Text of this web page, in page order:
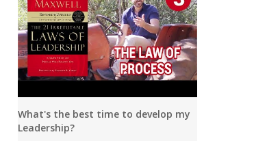
What's the best time to develop my
Leadership?